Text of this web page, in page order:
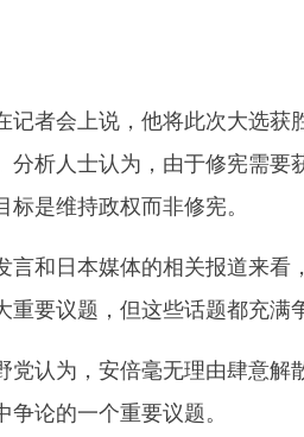
者会上说，他将此次大选获
分析人士认为，由于修宪需要
是维持政权而非修宪。
和日本媒体的相关报道来看
要议题，但这些话题都充满
认为，安倍毫无理由肆意解
论的一个重要议题。